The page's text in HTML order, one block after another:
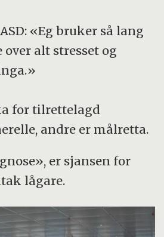
«Eg bruker så lang
alt stresset og
for tilrettelagd
andre er målretta.
er sjansen for
lågare.